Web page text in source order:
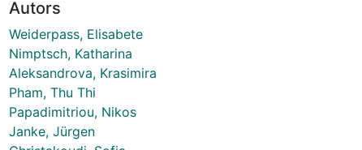
Autors
Weiderpass, Elisabete
Nimptsch, Katharina
Aleksandrova, Krasimira
Pham, Thu Thi
Papadimitriou, Nikos
Janke, Jürgen